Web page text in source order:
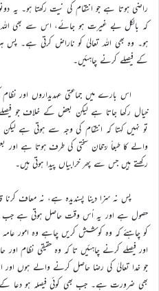
راضی ہوتا ہے جو انتقام کی نیت رکھتا ہو۔ یہ
کہ بالکل بے غیرت ہو جائے، اس سے بھی اللہ
ہو۔ وہ بھی اللہ تعالیٰ کو ناراض کرتی ہے۔ پس
کے فیصلے کرنے چاہئیں۔
اس بارے میں جماعتی عہدیداروں اور نظام
خیال رکھا جاتا ہے لیکن بعض کے خلاف جو
تو نہیں کہتا کہ انتقام کی وجہ سے ہوتی ہے
والے کا طبعاً رجحان سختی کی طرف ہوتا ہے اور
رکھتے ہیں جس سے پھر خرابیاں پیدا ہوتی ہیں۔
پس نہ سزا دینا پسندیدہ ہے، نہ معاف
حصول ہے اور یہ اُس وقت حاصل ہوتی ہے جب
کو چاہئے کہ وہ کوشش کریں چاہے وہ امور
اور فیصلے کرنے چاہئیں تا کہ وہ حقیقی نظام
جو خدا تعالیٰ کی رضا حاصل کرنے والے ہوں اور
بھی ضرورت ہے۔ جب بھی کوئی فیصلہ ہو دعا